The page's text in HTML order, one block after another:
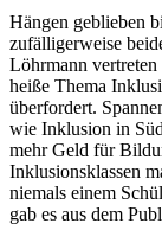
Hängen geblieben
zufälligerweise
Löhrmann vertreten
heiße Thema
überfordert.
wie Inklusion in
mehr Geld für
Inklusionsklassen
niemals einem
gab es aus dem